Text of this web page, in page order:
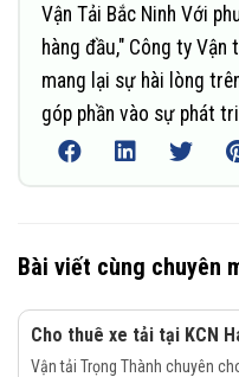
Vận Tải Bắc Ninh Với
hàng đầu," Công ty
mang lại sự hài lòng
góp phần vào sự phát
Bài viết cùng chuyên
Cho thuê xe tải tại KCN
Vận tải Trọng Thành chuyên